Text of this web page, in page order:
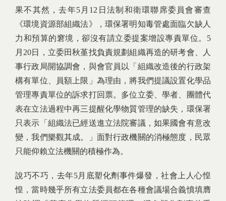
果不其然，去年5月12日法制和衛環聯席委員會審查
《環境資源部組織法》，環保署明知毒管處面臨欠缺人
力和預算的窘境，卻沒有請立委提案增設專責單位。5
月20日，立委田秋堇找負責規劃組織再造的研考會、人
事行政局開協調會，與會官員以「組織改造後的行政架
構有單位、員額上限」為理由，將我們提議設置化學品
管理專責單位的訴求打回票。多位立委、學者、團體代
表在立法過程中再三提醒化學物質管理的缺失，環保署
只表示「組織法已經送進立法院審議，如果國會有意改
變，我們樂觀其成。」面對行政機關的消極態度，民眾
只能仰賴立法機關的積極作為。
說巧不巧，去年5月底塑化劑事件爆發，社會上人心惶
惶，當時幾乎所有立法委員都在各種會議場合義憤填膺